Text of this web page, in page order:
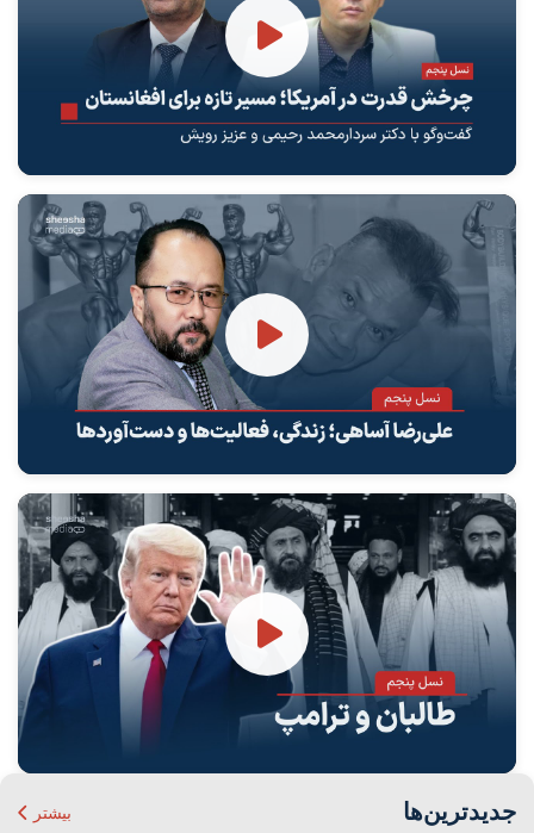
جدیدترین‌ها بیشتر